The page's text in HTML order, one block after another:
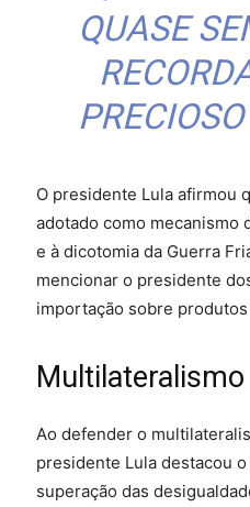
QUASE
O presidente Lula afirmou
adotado como mecanismo
e à dicotomia da Guerra
mencionar o presidente
importação sobre
Multilateralismo
Ao defender o
presidente Lula destacou
superação das